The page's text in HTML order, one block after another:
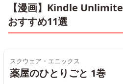
【漫画】Kindle
おすすめ11選
スクウェア・エニックス
薬屋のひとりごと 1巻